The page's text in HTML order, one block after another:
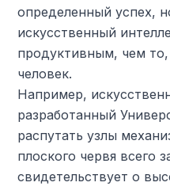
определенный успех,
искусственный
продуктивным, чем
человек.
Например,
разработанный
распутать узлы
плоского червя всего
свидетельствует о